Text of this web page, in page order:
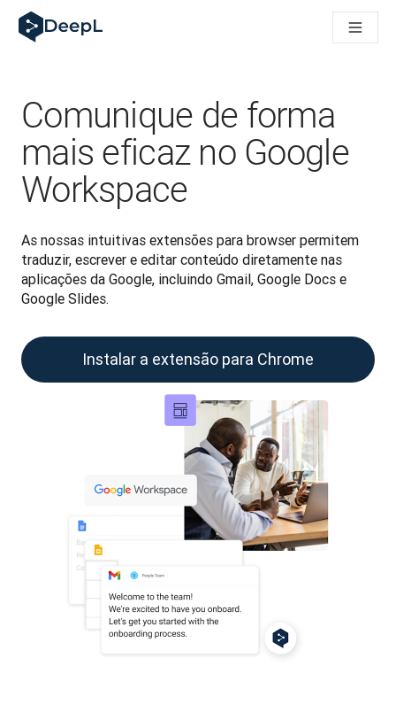
DeepL para agentes de IA
Translation Flow do DeepL: Novos fluxos de trabalho
Desvendando a confiança na IA linguística empresarial. Em
Desenvolvimento da Avaliação da Qualidade de Tradução no
De tradução de texto a plataforma de voz em tempo real
Building an instantly accessible voice demo with DeepL
Comunique de forma
mais eficaz no Google
Workspace
As nossas intuitivas extensões para browser permitem
traduzir, escrever e editar conteúdo diretamente nas
aplicações da Google, incluindo Gmail, Google Docs e
Google Slides.
Instalar a extensão para Chrome